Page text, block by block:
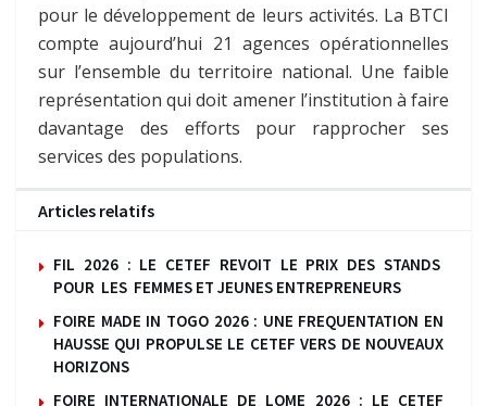
pour le développement de leurs activités. La BTCI
compte aujourd’hui 21 agences opérationnelles
sur l’ensemble du territoire national. Une faible
représentation qui doit amener l’institution à faire
davantage des efforts pour rapprocher ses
services des populations.
Articles relatifs
FIL 2026 : LE CETEF REVOIT LE PRIX DES STANDS
POUR LES FEMMES ET JEUNES ENTREPRENEURS
FOIRE MADE IN TOGO 2026 : UNE FREQUENTATION EN
HAUSSE QUI PROPULSE LE CETEF VERS DE NOUVEAUX
HORIZONS
FOIRE INTERNATIONALE DE LOME 2026 : LE CETEF